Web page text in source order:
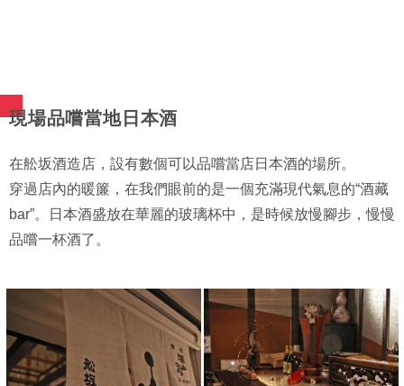
現場品嚐當地日本酒
在舩坂酒造店，設有數個可以品嚐當店日本酒的場所。
穿過店內的暖簾，在我們眼前的是一個充滿現代氣息的“酒藏
bar”。日本酒盛放在華麗的玻璃杯中，是時候放慢腳步，慢慢
品嚐一杯酒了。